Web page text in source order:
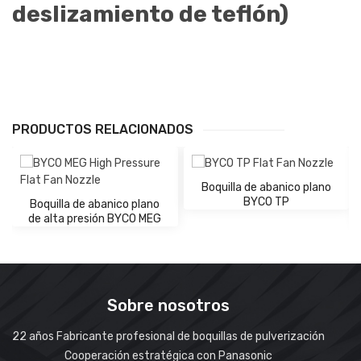
deslizamiento de teflón)
PRODUCTOS RELACIONADOS
Boquilla de abanico plano
de alta presión BYCO MEG
Boquilla de abanico plano
BYCO TP
Sobre nosotros
22 años Fabricante profesional de boquillas de pulverización
Cooperación estratégica con Panasonic